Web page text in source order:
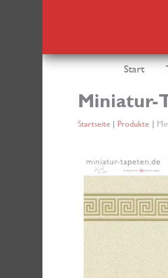
Start
Miniatur-
Startseite Produkte